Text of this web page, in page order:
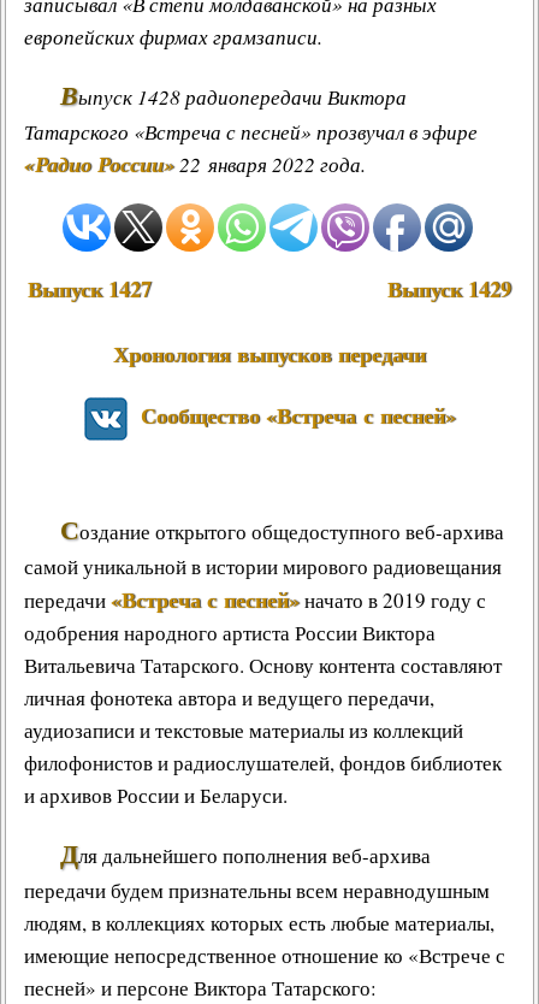
европейских фирмах грамзаписи.
Выпуск 1428 радиопередачи Виктора
Татарского «Встреча с песней» прозвучал в эфире
«Радио России»22 января 2022 года.
Выпуск 1427 Выпуск 1429
Хронология выпусков передачи
Сообщество «Встреча с песней»
Создание открытого общедоступного веб-архива
самой уникальной в истории мирового радиовещания
передачи«Встреча с песней»начато в 2019 году с
одобрения народного артиста России Виктора
Витальевича Татарского. Основу контента составляют
личная фонотека автора и ведущего передачи,
аудиозаписи и текстовые материалы из коллекций
филофонистов и радиослушателей, фондов библиотек
и архивов России и Беларуси.
Для дальнейшего пополнения веб-архива
передачи будем признательны всем неравнодушным
людям, в коллекциях которых есть любые материалы,
имеющие непосредственное отношение ко «Встрече с
песней» и персоне Виктора Татарского: